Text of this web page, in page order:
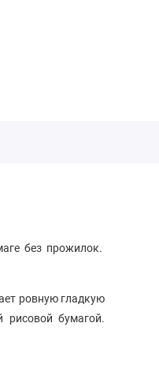
без прожилок.
ровную гладкую
рисовой бумагой.